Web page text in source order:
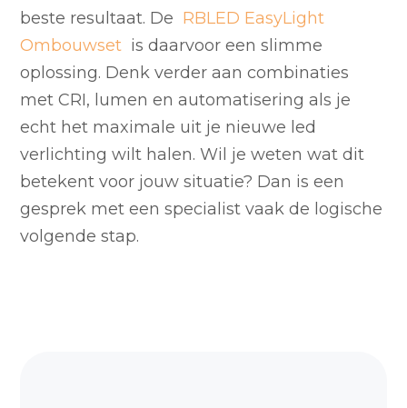
beste resultaat. De RBLED EasyLight
Ombouwset is daarvoor een slimme
oplossing. Denk verder aan combinaties
met CRI, lumen en automatisering als je
echt het maximale uit je nieuwe led
verlichting wilt halen. Wil je weten wat dit
betekent voor jouw situatie? Dan is een
gesprek met een specialist vaak de logische
volgende stap.